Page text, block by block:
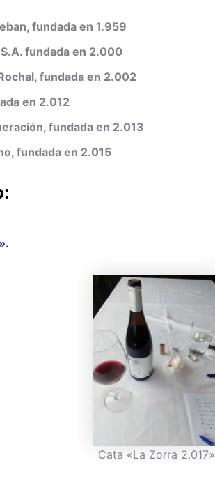
fundada en 1.959
fundada en 2.000
fundada en 2.002
en 2.012
fundada en 2.013
fundada en 2.015
.
Cata «La Zorra 2.017»